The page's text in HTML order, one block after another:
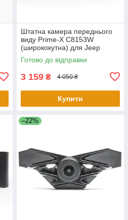
Штатна камера переднього
виду Prime-X C8153W
(ширококутна) для Jeep
Cherokee 2016-2018
Готово до відправки
3 159 ₴ 4 050 ₴
Купити
–22%